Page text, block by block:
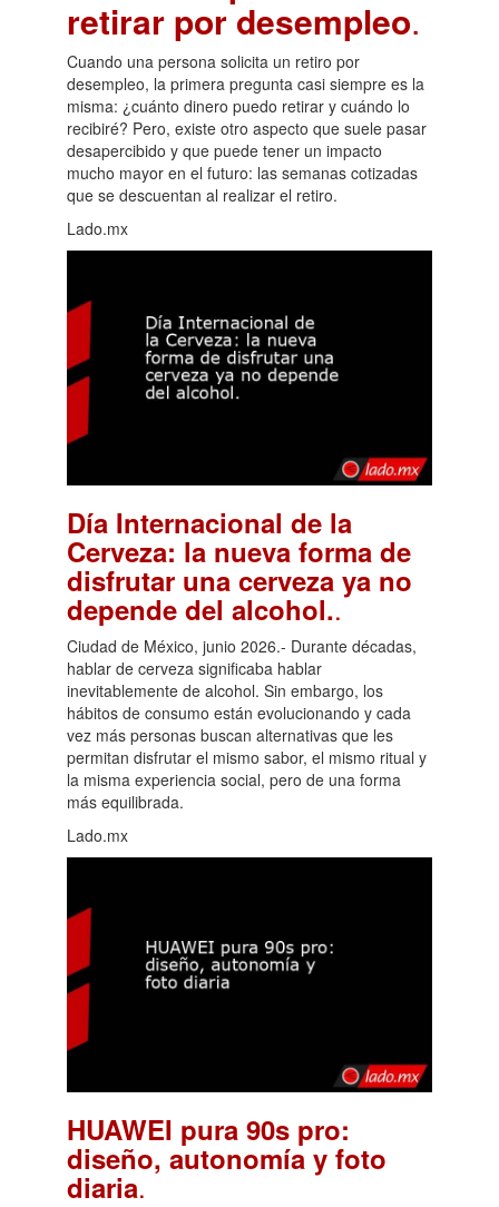
retirar por desempleo.
Cuando una persona solicita un retiro por
desempleo, la primera pregunta casi siempre es la
misma: ¿cuánto dinero puedo retirar y cuándo lo
recibiré? Pero, existe otro aspecto que suele pasar
desapercibido y que puede tener un impacto
mucho mayor en el futuro: las semanas cotizadas
que se descuentan al realizar el retiro.
Lado.mx
Día Internacional de la
Cerveza: la nueva forma de
disfrutar una cerveza ya no
depende del alcohol..
Ciudad de México, junio 2026.- Durante décadas,
hablar de cerveza significaba hablar
inevitablemente de alcohol. Sin embargo, los
hábitos de consumo están evolucionando y cada
vez más personas buscan alternativas que les
permitan disfrutar el mismo sabor, el mismo ritual y
la misma experiencia social, pero de una forma
más equilibrada.
Lado.mx
HUAWEI pura 90s pro:
diseño, autonomía y foto
diaria.